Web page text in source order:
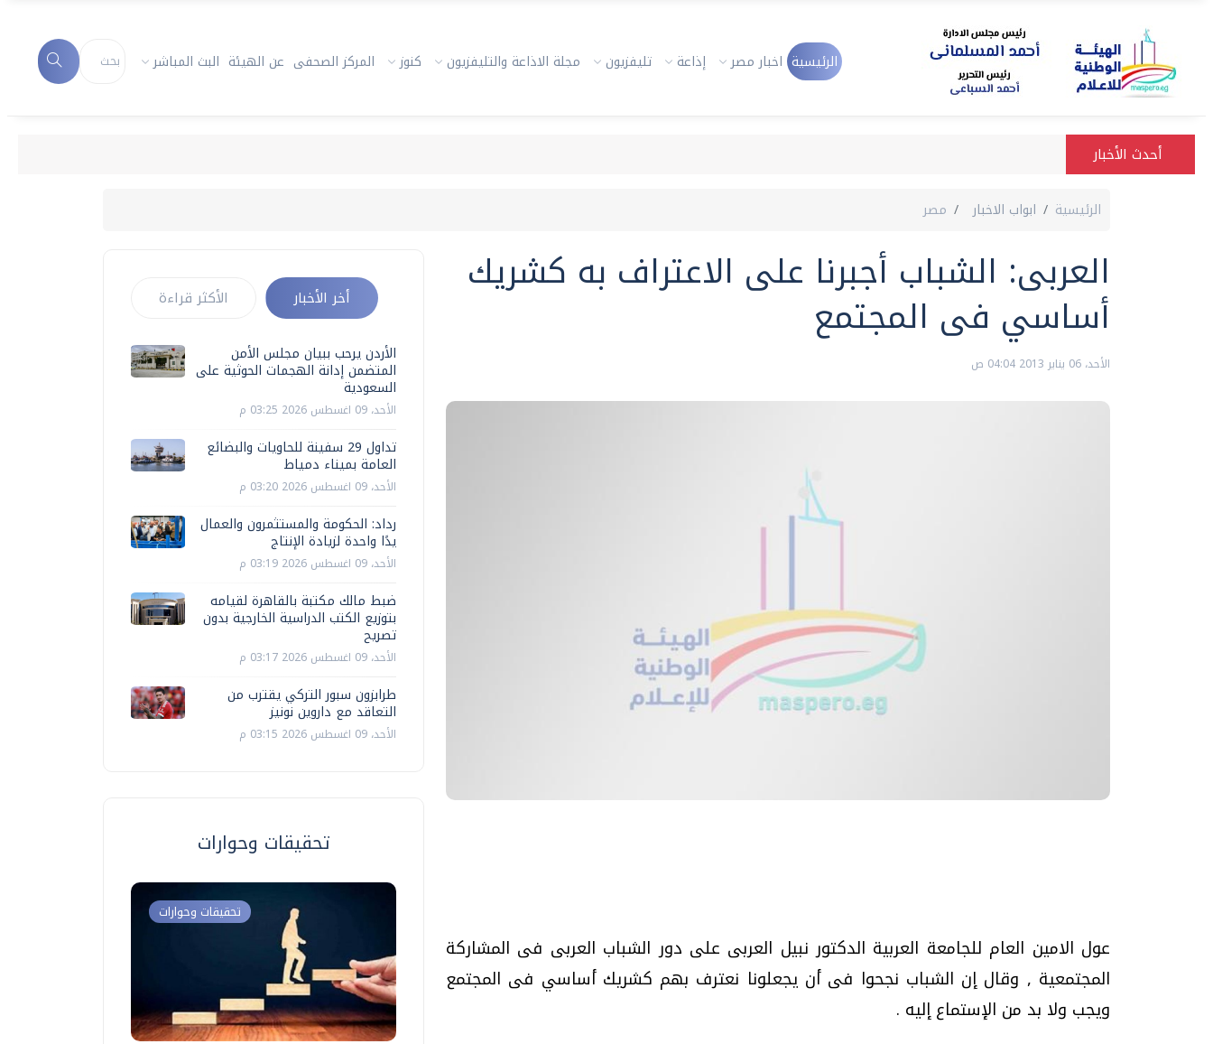
الرئيسية اخبار مصر إذاعة تليفزيون مجلة الاذاعة والتليفزيون كنوز المركز الصحفى عن الهيئة البث المباشر
أحدث الأخبار
الرئيسية ابواب الاخبار مصر
العربى: الشباب أجبرنا على الاعتراف به كشريك
أساسي فى المجتمع
الأحد، 06 يناير 2013 04:04 ص
عول الامين العام للجامعة العربية الدكتور نبيل العربى على دور الشباب العربى فى المشاركة
المجتمعية , وقال إن الشباب نجحوا فى أن يجعلونا نعترف بهم كشريك أساسي فى المجتمع
ويجب ولا بد من الإستماع إليه .
أخر الأخبار الأكثر قراءة
الأردن يرحب ببيان مجلس الأمن
المتضمن إدانة الهجمات الحوثية على
السعودية
الأحد، 09 اغسطس 2026 03:25 م
تداول 29 سفينة للحاويات والبضائع
العامة بميناء دمياط
الأحد، 09 اغسطس 2026 03:20 م
رداد: الحكومة والمستثمرون والعمال
يدًا واحدة لزيادة الإنتاج
الأحد، 09 اغسطس 2026 03:19 م
ضبط مالك مكتبة بالقاهرة لقيامه
بتوزيع الكتب الدراسية الخارجية بدون
تصريح
الأحد، 09 اغسطس 2026 03:17 م
طرابزون سبور التركي يقترب من
التعاقد مع داروين نونيز
الأحد، 09 اغسطس 2026 03:15 م
تحقيقات وحوارات
تحقيقات وحوارات